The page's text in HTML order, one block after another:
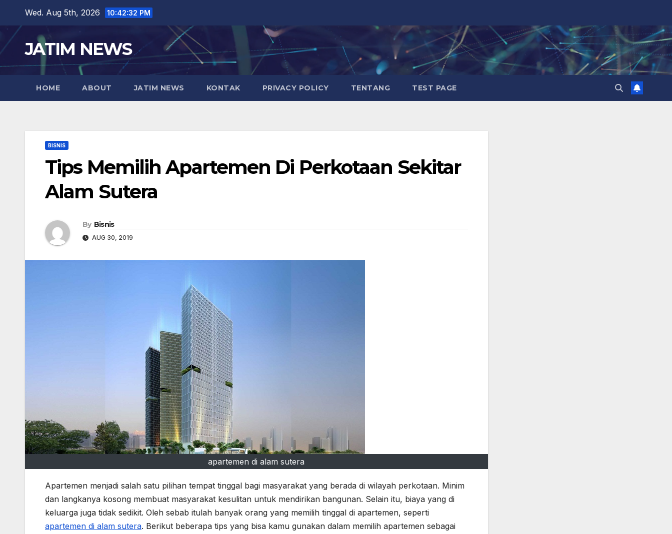
content
Wed. Aug 5th, 2026 10:42:33 PM
JATIM NEWS
HOME ABOUT JATIM NEWS KONTAK PRIVACY POLICY TENTANG TEST PAGE
BISNIS
Tips Memilih Apartemen Di Perkotaan Sekitar
Alam Sutera
By Bisnis
AUG 30, 2019
apartemen di alam sutera
Apartemen menjadi salah satu pilihan tempat tinggal bagi masyarakat yang berada di wilayah perkotaan. Minim
dan langkanya kosong membuat masyarakat kesulitan untuk mendirikan bangunan. Selain itu, biaya yang di
keluarga juga tidak sedikit. Oleh sebab itulah banyak orang yang memilih tinggal di apartemen, seperti
apartemen di alam sutera. Berikut beberapa tips yang bisa kamu gunakan dalam memilih apartemen sebagai